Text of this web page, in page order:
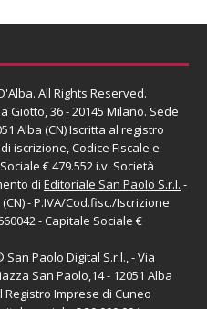
All Rights Reserved.
Giotto, 36 - 20145 Milano. Sede
Alba (CN) Iscritta al registro
iscrizione, Codice Fiscale e
€ 479.552 i.v. Società
di Editoriale San Paolo S.r.l. -
- P.IVA/Cod.fisc./Iscrizione
- Capitale Sociale €
San Paolo Digital S.r.l., - Via
San Paolo,14 - 12051 Alba
Registro Imprese di Cuneo